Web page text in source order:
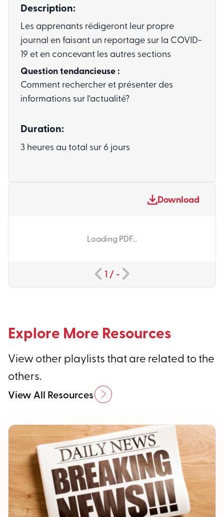
Description:
Les apprenants rédigeront leur propre
journal en faisant un reportage sur la COVID-
19 et en concevant les autres sections
Question tendancieuse :
Comment rechercher et présenter des
informations sur l'actualité?
Duration:
3 heures au total sur 6 jours
Download
Loading PDF...
1 / -
Explore More Resources
View other playlists that are related to the
others.
View All Resources